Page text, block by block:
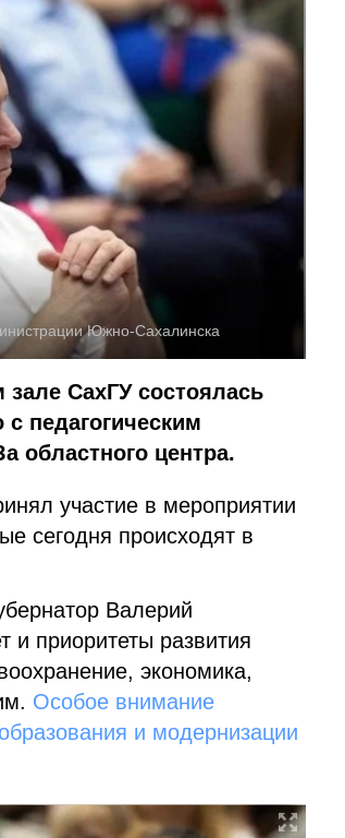
Южно-Сахалинска
СахГУ состоялась
педагогическим
областного центра.
участие в мероприятии
сегодня происходят в
Валерий
и приоритеты развития
экономика,
Особое внимание
и модернизации